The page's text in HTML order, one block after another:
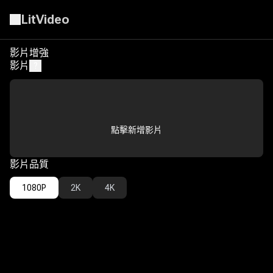
LitVideo
影片增強
影片增強
影片
點擊新增影片
影片品質
1080P 2K 4K